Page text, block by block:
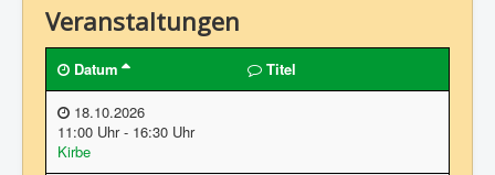
Links
Veranstaltungen
Datum Titel
18.10.2026
11:00 Uhr - 16:30 Uhr
Kirbe